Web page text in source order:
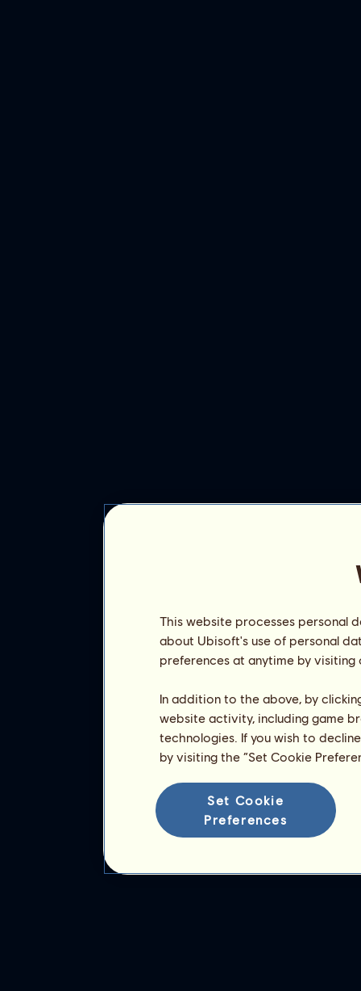
This website processes personal
about Ubisoft's use of personal
preferences at anytime by
In addition to the above, by
website activity, including game
technologies. If you wish to
by visiting the “Set Cookie
Set Cookie
Preferences